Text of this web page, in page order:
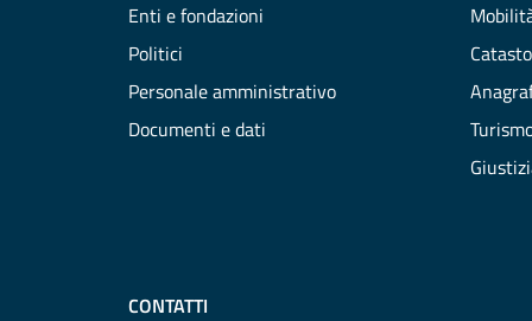
Enti e fondazioni
Politici
Personale amministrativo
Documenti e dati
CONTATTI